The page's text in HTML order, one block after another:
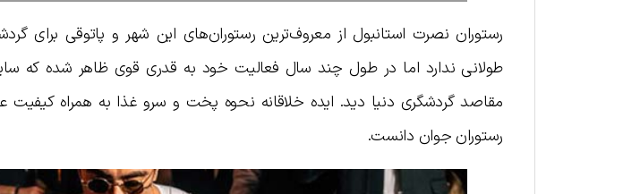
رستوران نصرت استانبول از معروف‌ترین رستوران‌های این شهر و پاتوقی برای
طولانی ندارد اما در طول چند سال فعالیت خود به قدری قوی ظاهر شده که
مقاصد گردشگری دنیا دید. ایده خلاقانه نحوه پخت و سرو غذا به همراه کیفیت
رستوران جوان دانست.